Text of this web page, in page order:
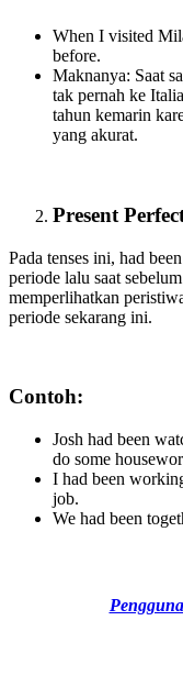
When I visited
before.
Maknanya: Saat
tak pernah ke
tahun kemarin
yang akurat.
Present
Pada tenses ini, had
periode lalu saat
memperlihatkan
periode sekarang ini.
Contoh:
Josh had been
do some
I had been
job.
We had been